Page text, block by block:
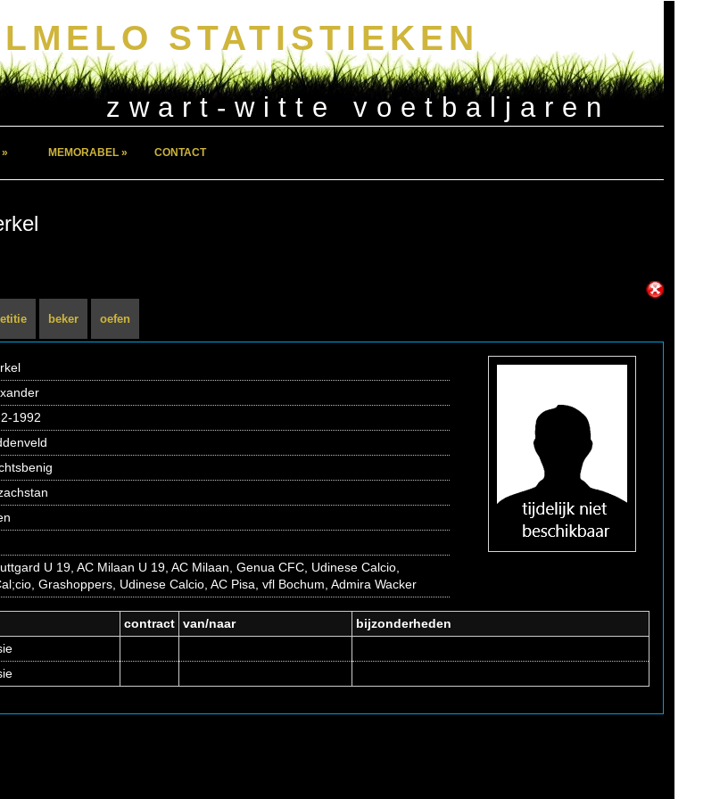
STATISTIEKEN
zwart-witte voetbaljaren
MEMORABEL » CONTACT
beker oefen
1992
U 19, AC Milaan U 19, AC Milaan, Genua CFC, Udinese Calcio,
Grashoppers, Udinese Calcio, AC Pisa, vfl Bochum, Admira Wacker
contract van/naar
bijzonderheden